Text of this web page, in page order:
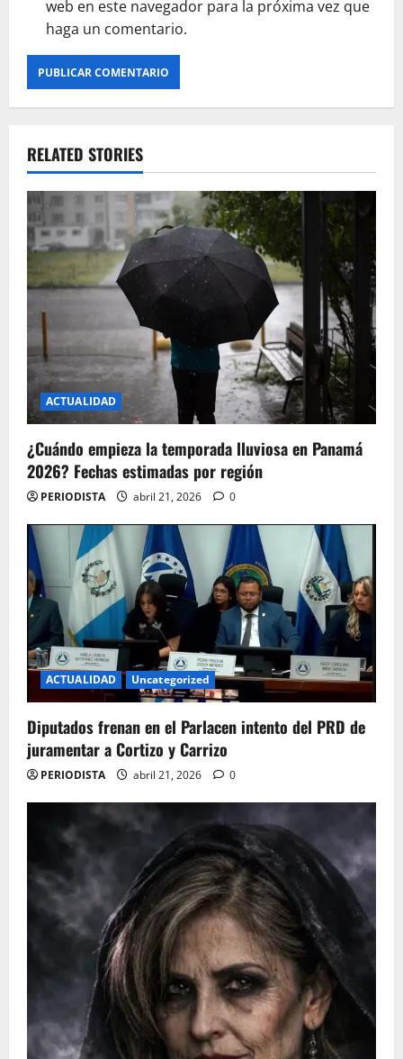
web en este navegador para la próxima vez que
haga un comentario.
RELATED STORIES
ACTUALIDAD
¿Cuándo empieza la temporada lluviosa en Panamá
2026? Fechas estimadas por región
PERIODISTA abril 21, 2026 0
ACTUALIDAD Uncategorized
Diputados frenan en el Parlacen intento del PRD de
juramentar a Cortizo y Carrizo
PERIODISTA abril 21, 2026 0